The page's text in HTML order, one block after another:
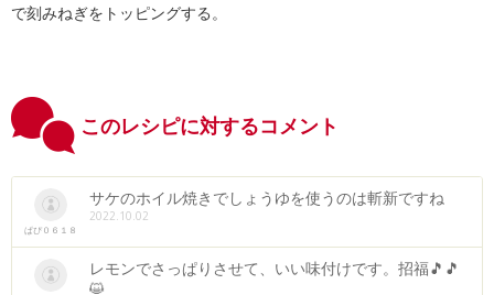
で刻みねぎをトッピングする。
このレシピに対するコメント
ぱぴ０６１８
サケのホイル焼きでしょうゆを使うのは斬新ですね
2022.10.02
レモンでさっぱりさせて、いい味付けです。招福🎵🎵
😺